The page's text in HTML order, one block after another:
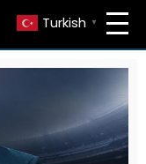
Turkish ▼